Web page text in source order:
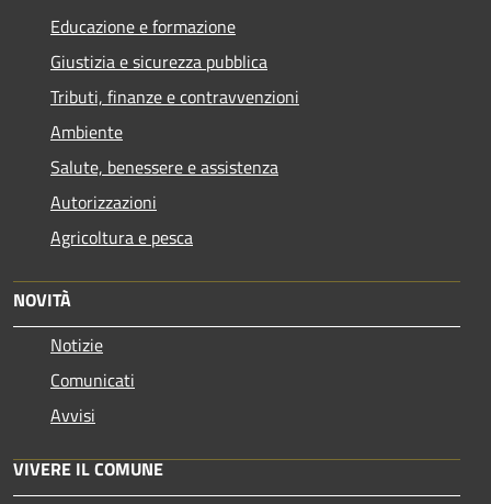
Educazione e formazione
Giustizia e sicurezza pubblica
Tributi, finanze e contravvenzioni
Ambiente
Salute, benessere e assistenza
Autorizzazioni
Agricoltura e pesca
NOVITÀ
Notizie
Comunicati
Avvisi
VIVERE IL COMUNE